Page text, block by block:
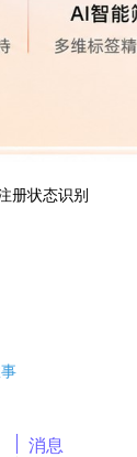
册状态识别
消息